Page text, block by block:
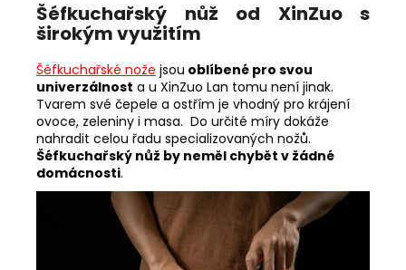
Šéfkuchařský nůž od XinZuo s
širokým využitím
Šéfkuchařské nože jsou oblíbené pro svou
univerzálnost a u XinZuo Lan tomu není jinak.
Tvarem své čepele a ostřím je vhodný pro krájení
ovoce, zeleniny i masa. Do určité míry dokáže
nahradit celou řadu specializovaných nožů.
Šéfkuchařský nůž by neměl chybět v žádné
domácnosti.